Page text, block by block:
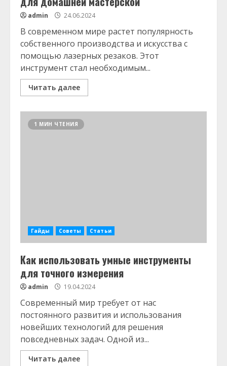
admin 24.06.2024
В современном мире растет популярность
собственного производства и искусства с
помощью лазерных резаков. Этот
инструмент стал необходимым...
Читать далее
1 МИН ЧТЕНИЯ
Гайды Советы Статьи
Как использовать умные инструменты
для точного измерения
admin 19.04.2024
Современный мир требует от нас
постоянного развития и использования
новейших технологий для решения
повседневных задач. Одной из...
Читать далее